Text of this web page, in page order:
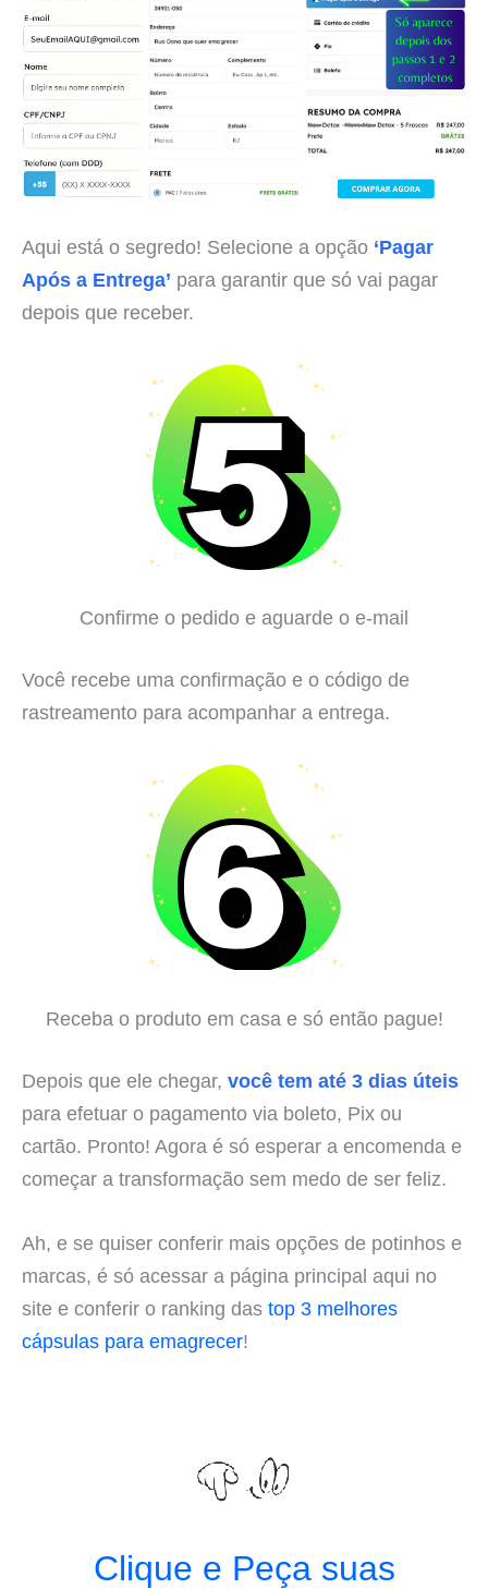
Aqui está o segredo! Selecione a opção ‘Pagar
Após a Entrega’ para garantir que só vai pagar
depois que receber.
Confirme o pedido e aguarde o e-mail
Você recebe uma confirmação e o código de
rastreamento para acompanhar a entrega.
Receba o produto em casa e só então pague!
Depois que ele chegar, você tem até 3 dias úteis
para efetuar o pagamento via boleto, Pix ou
cartão. Pronto! Agora é só esperar a encomenda e
começar a transformação sem medo de ser feliz.
Ah, e se quiser conferir mais opções de potinhos e
marcas, é só acessar a página principal aqui no
site e conferir o ranking das top 3 melhores
cápsulas para emagrecer!
Clique e Peça suas